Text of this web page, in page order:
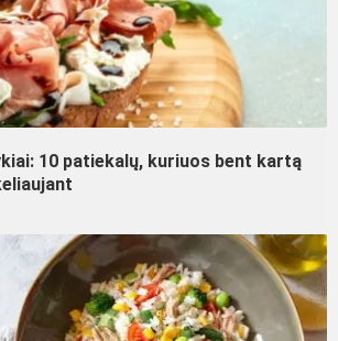
10 patiekalų, kuriuos bent kartą